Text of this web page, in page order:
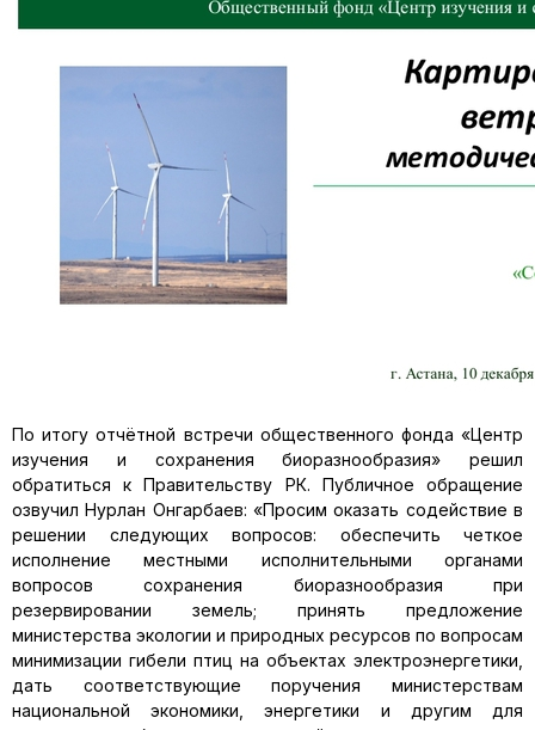
По итогу отчётной встречи общественного фонда «Центр
изучения и сохранения биоразнообразия» решил
обратиться к Правительству РК. Публичное обращение
озвучил Нурлан Онгарбаев: «Просим оказать содействие в
решении следующих вопросов: обеспечить четкое
исполнение местными исполнительными органами
вопросов сохранения биоразнообразия при
резервировании земель; принять предложение
министерства экологии и природных ресурсов по вопросам
минимизации гибели птиц на объектах электроэнергетики,
дать соответствующие поручения министерствам
национальной экономики, энергетики и другим для